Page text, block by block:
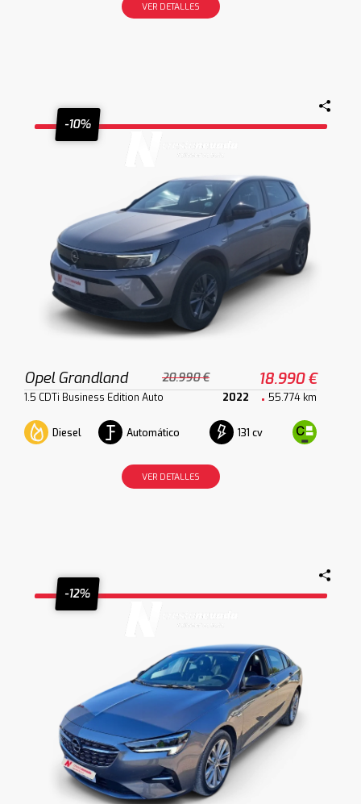
VER DETALLES
-10%
Opel Grandland 20.990 € 18.990 €
1.5 CDTi Business Edition Auto 2022 55.774 km
Diesel Automático 131 cv
VER DETALLES
-12%